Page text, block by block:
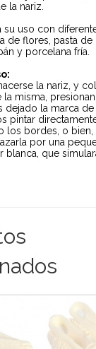
la nariz.
su uso con
de flores, pasta
y porcelana fría.
la nariz, y
misma,
dejado la marca
pintar
los bordes, o
por una
blanca, que